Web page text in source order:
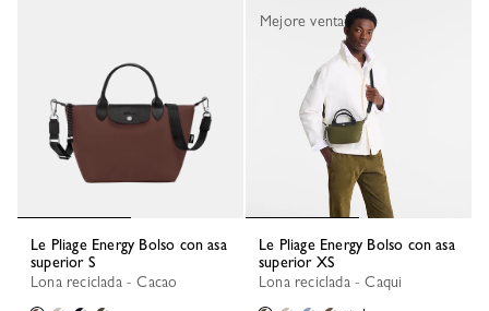
Le Pliage Energy Bolso con asa
superior S
Lona reciclada - Cacao
Le Pliage Energy Bolso con asa
superior XS
Lona reciclada - Caqui
Mejore venta